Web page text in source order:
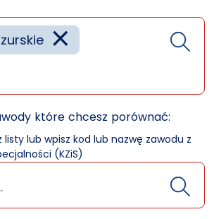
×
które chcesz porównać:
lub wpisz kod lub nazwę zawodu z
(KZiS)